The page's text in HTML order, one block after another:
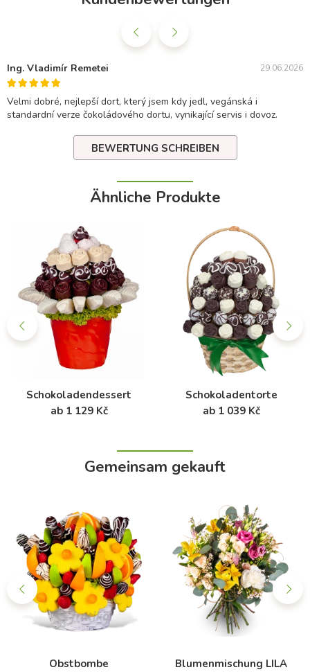
Ing. Vladimír Remetei 29.06.2026
Velmi dobré, nejlepší dort, který jsem kdy jedl, vegánská i
standardní verze čokoládového dortu, vynikající servis i dovoz.
BEWERTUNG SCHREIBEN
Ähnliche Produkte
Schokoladendessert
ab 1 129 Kč
Schokoladentorte
ab 1 039 Kč
Gemeinsam gekauft
Obstbombe
Blumenmischung LILA